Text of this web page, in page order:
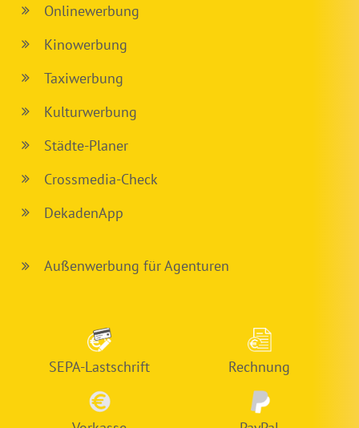
Onlinewerbung
Kinowerbung
Taxiwerbung
Kulturwerbung
Städte-Planer
Crossmedia-Check
DekadenApp
Außenwerbung für Agenturen
SEPA-Lastschrift Rechnung